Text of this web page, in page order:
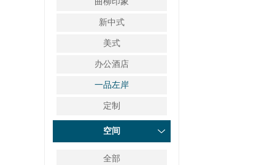
新中式
美式
办公酒店
一品左岸
定制
空间
全部